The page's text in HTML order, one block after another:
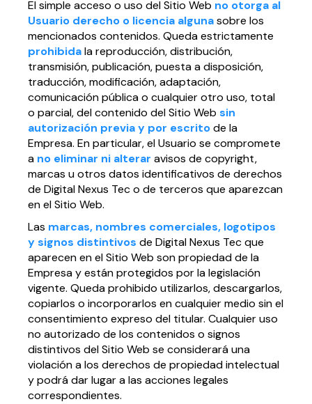
El simple acceso o uso del Sitio Web no otorga al
Usuario derecho o licencia algunasobre los
mencionados contenidos. Queda estrictamente
prohibidala reproducción, distribución,
transmisión, publicación, puesta a disposición,
traducción, modificación, adaptación,
comunicación pública o cualquier otro uso, total
o parcial, del contenido del Sitio Web sin
autorización previa y por escritode la
Empresa. En particular, el Usuario se compromete
a no eliminar ni alterar avisos de copyright,
marcas u otros datos identificativos de derechos
de Digital Nexus Tec o de terceros que aparezcan
en el Sitio Web.
Las marcas, nombres comerciales, logotipos
y signos distintivos de Digital Nexus Tec que
aparecen en el Sitio Web son propiedad de la
Empresa y están protegidos por la legislación
vigente. Queda prohibido utilizarlos, descargarlos,
copiarlos o incorporarlos en cualquier medio sin el
consentimiento expreso del titular. Cualquier uso
no autorizado de los contenidos o signos
distintivos del Sitio Web se considerará una
violación a los derechos de propiedad intelectual
y podrá dar lugar a las acciones legales
correspondientes.